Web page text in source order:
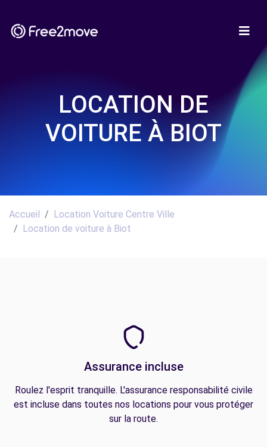
LOCATION DE
VOITURE À BIOT
Accueil
Location Voiture Centre Ville
Location de voiture à Biot
Assurance incluse
Roulez l'esprit tranquille. L'assurance responsabilité civile
est incluse dans toutes nos locations pour vous protéger
sur la route.